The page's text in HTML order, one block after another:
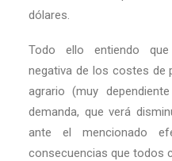
dólares.
Todo ello entiendo
negativa de los costes de
agrario (muy
demanda, que verá
ante el mencionado
consecuencias que todos